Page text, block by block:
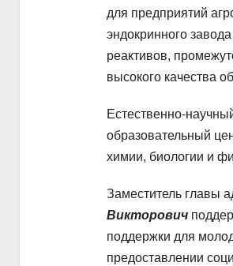
для предприятий
эндокринного
реактивов,
высокого качества
Естественно-
образовательный
химии, биологии и
Заместитель главы
Викторович
поддержки для
предоставлении